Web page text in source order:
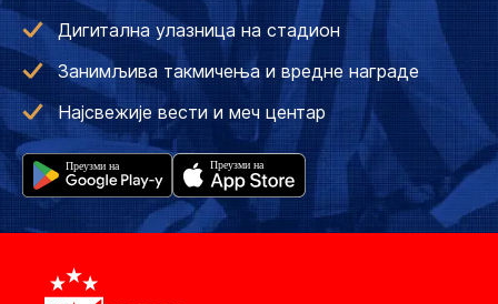
Дигитална улазница на стадион
Занимљива такмичења и вредне награде
Најсвежије вести и меч центар